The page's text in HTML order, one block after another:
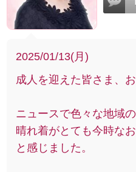
2025/01/13(月)
成人を迎えた皆さま、
ニュースで色々な地域
晴れ着がとても今時な
と感じました。